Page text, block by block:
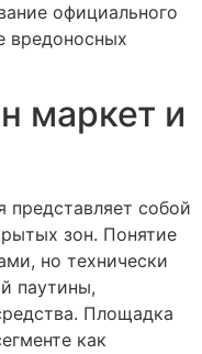
официального
вредоносных
маркет и
представляет собой
зон. Понятие
но технически
паутины,
Площадка
как